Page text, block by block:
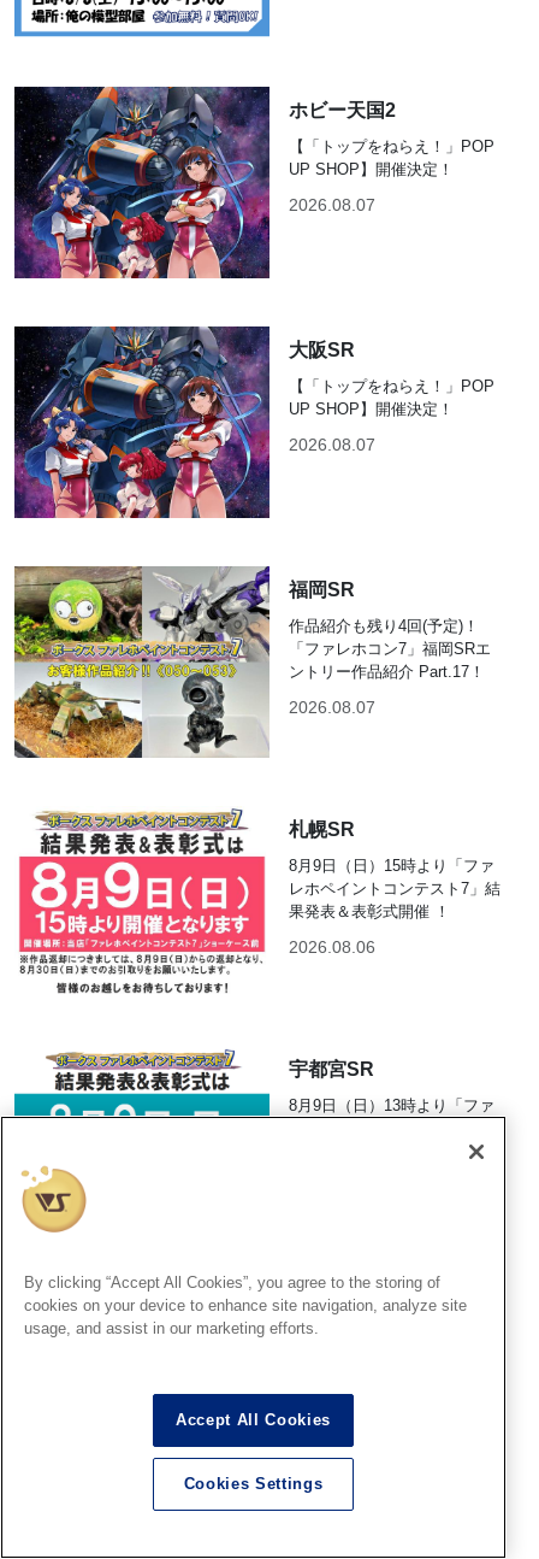
ホビー天国2
【「トップをねらえ！」POP
UP SHOP】開催決定！
2026.08.07
大阪SR
【「トップをねらえ！」POP
UP SHOP】開催決定！
2026.08.07
福岡SR
作品紹介も残り4回(予定)！
「ファレホコン7」福岡SRエ
ントリー作品紹介 Part.17！
2026.08.07
札幌SR
8月9日（日）15時より「ファ
レホペイントコンテスト7」結
果発表＆表彰式開催 ！
2026.08.06
宇都宮SR
8月9日（日）13時より「ファ
神戸SR
トリー作品のご紹介【14】
（No.47～49）
2026.08.06
By clicking “Accept All Cookies”, you agree to the storing of
cookies on your device to enhance site navigation, analyze site
usage, and assist in our marketing efforts.
Accept All Cookies
Cookies Settings